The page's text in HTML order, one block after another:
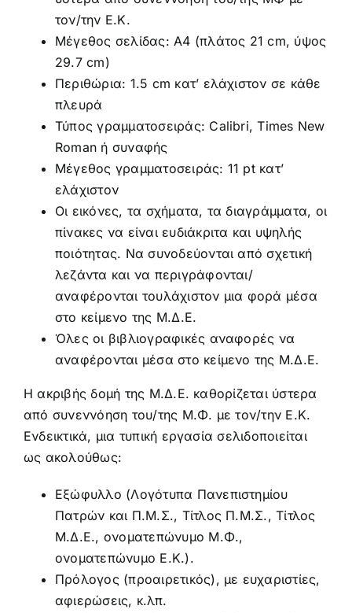
τον/την Ε.Κ.
Μέγεθος σελίδας: A4 (πλάτος 21 cm, ύψος
29.7 cm)
Περιθώρια: 1.5 cm κατ’ ελάχιστον σε κάθε
πλευρά
Τύπος γραμματοσειράς: Calibri, Times New
Roman ή συναφής
Μέγεθος γραμματοσειράς: 11 pt κατ’
ελάχιστον
Οι εικόνες, τα σχήματα, τα διαγράμματα, οι
πίνακες να είναι ευδιάκριτα και υψηλής
ποιότητας. Να συνοδεύονται από σχετική
λεζάντα και να περιγράφονται/
αναφέρονται τουλάχιστον μια φορά μέσα
στο κείμενο της Μ.Δ.Ε.
Όλες οι βιβλιογραφικές αναφορές να
αναφέρονται μέσα στο κείμενο της Μ.Δ.Ε.
Η ακριβής δομή της Μ.Δ.Ε. καθορίζεται ύστερα
από συνεννόηση του/της Μ.Φ. με τον/την Ε.Κ.
Ενδεικτικά, μια τυπική εργασία σελιδοποιείται
ως ακολούθως:
Εξώφυλλο (Λογότυπα Πανεπιστημίου
Πατρών και Π.Μ.Σ., Τίτλος Π.Μ.Σ., Τίτλος
Μ.Δ.Ε., ονοματεπώνυμο Μ.Φ.,
ονοματεπώνυμο Ε.Κ.).
Πρόλογος (προαιρετικός), με ευχαριστίες,
αφιερώσεις, κ.λπ.